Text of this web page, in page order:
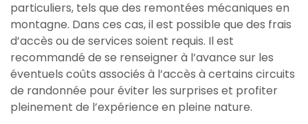
particuliers, tels que des remontées mécaniques en
montagne. Dans ces cas, il est possible que des frais
d’accès ou de services soient requis. Il est
recommandé de se renseigner à l’avance sur les
éventuels coûts associés à l’accès à certains circuits
de randonnée pour éviter les surprises et profiter
pleinement de l’expérience en pleine nature.